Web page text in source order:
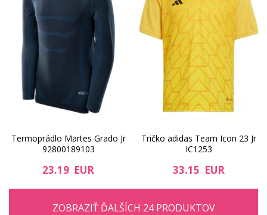
Termoprádlo Martes Grado Jr
92800189103
23.19 EUR
Tričko adidas Team Icon 23 Jr
IC1253
33.15 EUR
ZOBRAZIŤ ĎALŠÍCH 24 PRODUKTOV